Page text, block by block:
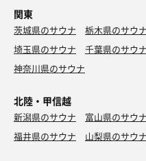
の刺身もめっちゃ食
ウォータークーラー
ウォータークーラー
2hours later……
みなさん、おはようご
……蚊が居たな…なんか
さあ、しっかり永眠し
階でタバコ( ´Д`)y━･~~
２バッチ目の🈂️活を楽
うん、相変わらず(ﾟдﾟ)ｳﾏ
うなぁ。
コロに着きました🚗 ³₃
さすがに平日昼間。し
てました。
関東
茨城県のサウナ 栃木県のサウナ
埼玉県のサウナ
千葉県のサウナ
神奈川県のサウナ
北陸・甲信越
新潟県のサウナ 富山県のサウナ
福井県のサウナ
山梨県のサウナ